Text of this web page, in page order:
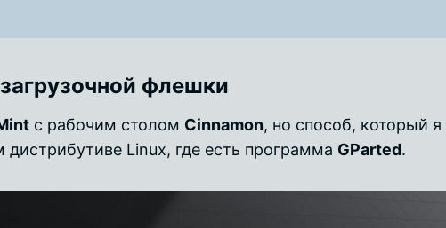
флешки
с рабочим столом Cinnamon, но способ, который я
Linux, где есть программа GParted.